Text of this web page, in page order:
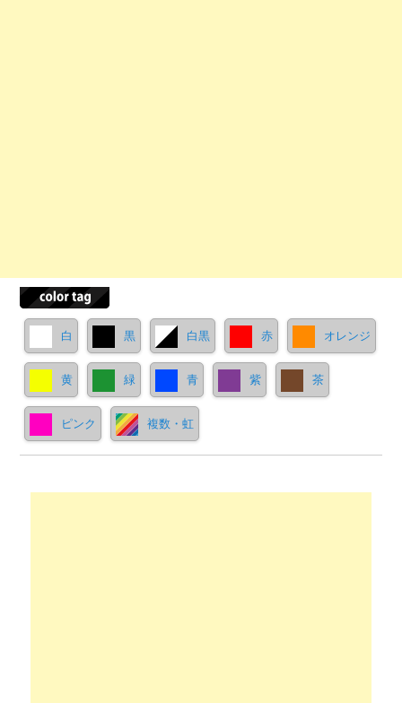
白 黒 白黒 赤 オレンジ
黄 緑 青 紫 茶
ピンク 複数・虹